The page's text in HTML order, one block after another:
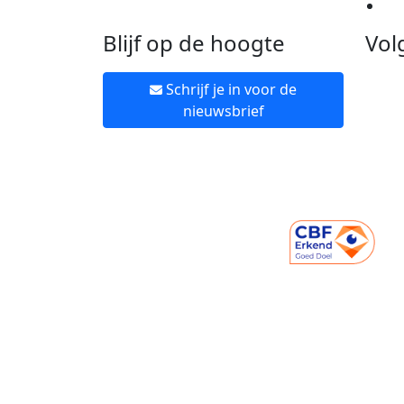
Blijf op de hoogte
Schrijf je in voor de
nieuwsbrief